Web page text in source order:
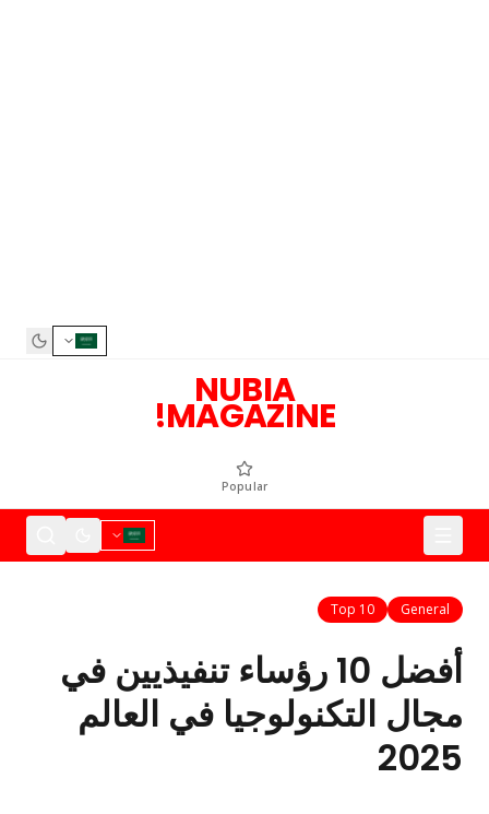
NUBIA
MAGAZINE!
Popular
General
Top 10
أفضل 10 رؤساء تنفيذيين في
مجال التكنولوجيا في العالم
2025